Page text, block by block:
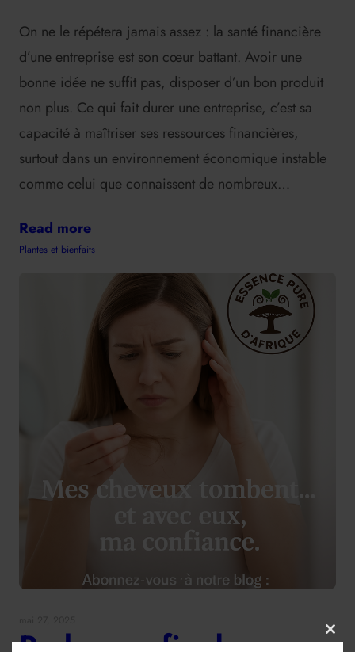
On ne le répétera jamais assez : la santé financière
d’une entreprise est son cœur battant. Avoir une
bonne idée ne suffit pas, disposer d’un bon produit
non plus. Ce qui fait durer une entreprise, c’est sa
capacité à maîtriser ses ressources financières,
surtout dans un environnement économique instable
comme celui que connaissent de nombreux…
Read more
Plantes et bienfaits
Close